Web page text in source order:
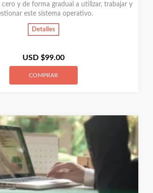
cero y de forma gradual a utilizar, trabajar y
este sistema operativo.
Detalles
USD $99.00
COMPRAR